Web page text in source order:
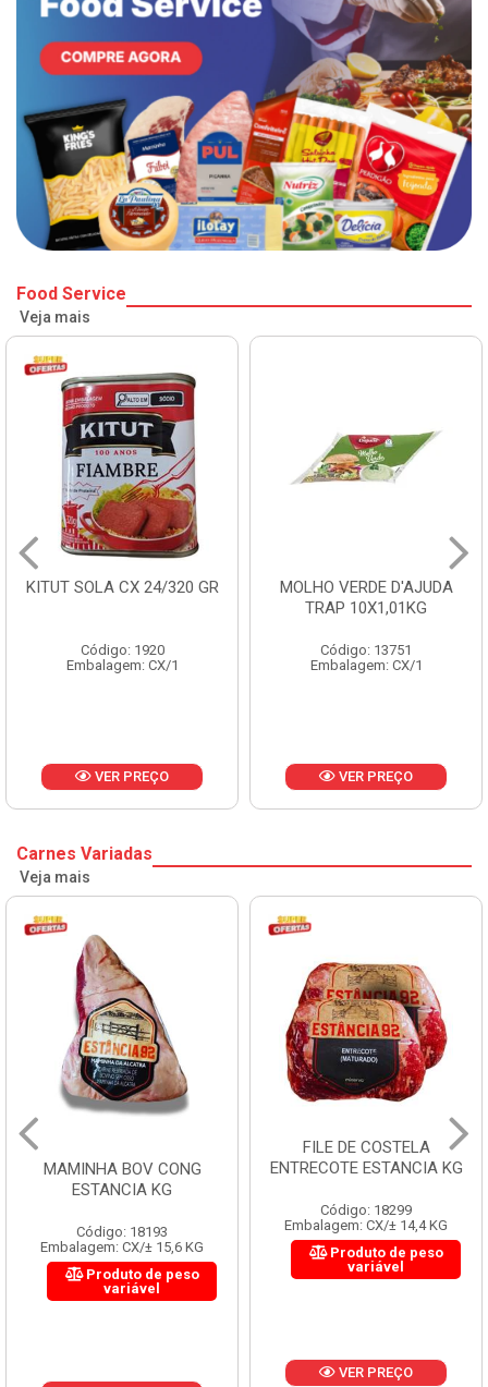
Food Service
Veja mais
MOLHO VERDE D'AJUDA
Código: 13751
Embalagem: CX/1
VER PREÇO
FRUTAS CRISTALIZADAS
CX 10KG
Código: 1785
Embalagem: KG/10
VER PREÇO
Carnes Variadas
Veja mais
MAMINHA BOV CONG
ESTANCIA KG
Código: 18193
Embalagem: CX/± 15,6 KG
Produto de peso
variável
FILE DE COSTELA
ENTRECOTE ESTANCIA KG
Código: 18299
Embalagem: CX/± 14,4 KG
Produto de peso
variável
VER PREÇO